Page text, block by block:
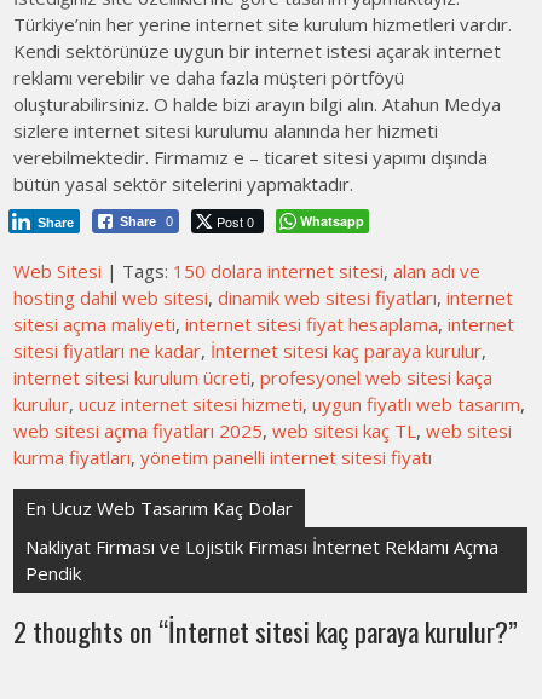
Türkiye’nin her yerine internet site kurulum hizmetleri vardır.
Kendi sektörünüze uygun bir internet istesi açarak internet
reklamı verebilir ve daha fazla müşteri pörtföyü
oluşturabilirsiniz. O halde bizi arayın bilgi alın. Atahun Medya
sizlere internet sitesi kurulumu alanında her hizmeti
verebilmektedir. Firmamız e – ticaret sitesi yapımı dışında
bütün yasal sektör sitelerini yapmaktadır.
Share 0 Post 0
Share Whatsapp
Web Sitesi | Tags: 150 dolara internet sitesi,alan adı ve
hosting dahil web sitesi,dinamik web sitesi fiyatları,internet
sitesi açma maliyeti,internet sitesi fiyat hesaplama,internet
sitesi fiyatları ne kadar, İnternet sitesi kaç paraya kurulur,
internet sitesi kurulum ücreti,profesyonel web sitesi kaça
kurulur,ucuz internet sitesi hizmeti,uygun fiyatlı web tasarım,
web sitesi açma fiyatları 2025,web sitesi kaç TL ,web sitesi
kurma fiyatları,yönetim panelli internet sitesi fiyatı
Yazı
gezinmesi
En Ucuz Web Tasarım Kaç Dolar
Nakliyat Firması ve Lojistik Firması İnternet Reklamı Açma
Pendik
2 thoughts on “İnternet sitesi kaç paraya kurulur?”